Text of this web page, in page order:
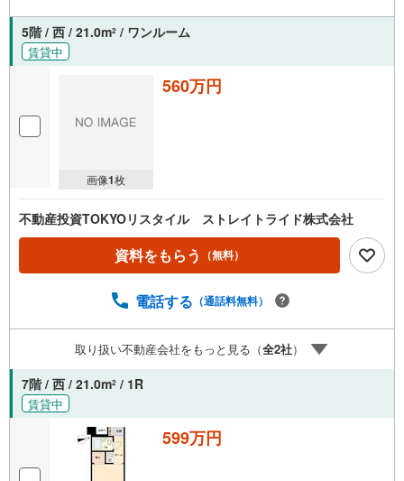
5階 / 西 / 21.0m2 / ワンルーム
賃貸中
画像1枚
560万円
不動産投資TOKYOリスタイル ストレイトライド株式会社
資料をもらう （無料）
電話する （通話料無料）
取り扱い不動産会社をもっと見る（全2社）
7階 / 西 / 21.0m2 / 1R
賃貸中
599万円